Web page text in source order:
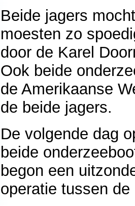
Beide jagers
moesten zo
door de Karel
Ook beide
de Amerikaanse
de beide jagers.
De volgende dag
beide
begon een
operatie tussen